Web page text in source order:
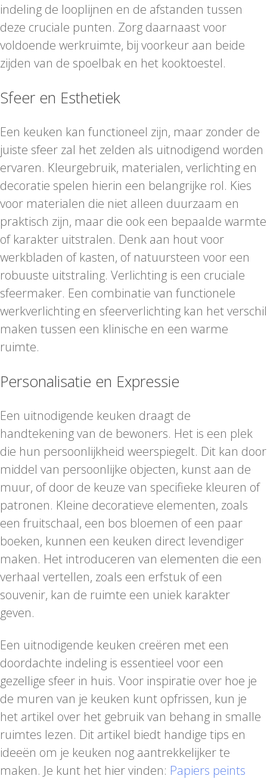
indeling de looplijnen en de afstanden tussen
deze cruciale punten. Zorg daarnaast voor
voldoende werkruimte, bij voorkeur aan beide
zijden van de spoelbak en het kooktoestel.
Sfeer en Esthetiek
Een keuken kan functioneel zijn, maar zonder de
juiste sfeer zal het zelden als uitnodigend worden
ervaren. Kleurgebruik, materialen, verlichting en
decoratie spelen hierin een belangrijke rol. Kies
voor materialen die niet alleen duurzaam en
praktisch zijn, maar die ook een bepaalde warmte
of karakter uitstralen. Denk aan hout voor
werkbladen of kasten, of natuursteen voor een
robuuste uitstraling. Verlichting is een cruciale
sfeermaker. Een combinatie van functionele
werkverlichting en sfeerverlichting kan het verschil
maken tussen een klinische en een warme
ruimte.
Personalisatie en Expressie
Een uitnodigende keuken draagt de
handtekening van de bewoners. Het is een plek
die hun persoonlijkheid weerspiegelt. Dit kan door
middel van persoonlijke objecten, kunst aan de
muur, of door de keuze van specifieke kleuren of
patronen. Kleine decoratieve elementen, zoals
een fruitschaal, een bos bloemen of een paar
boeken, kunnen een keuken direct levendiger
maken. Het introduceren van elementen die een
verhaal vertellen, zoals een erfstuk of een
souvenir, kan de ruimte een uniek karakter
geven.
Een uitnodigende keuken creëren met een
doordachte indeling is essentieel voor een
gezellige sfeer in huis. Voor inspiratie over hoe je
de muren van je keuken kunt opfrissen, kun je
het artikel over het gebruik van behang in smalle
ruimtes lezen. Dit artikel biedt handige tips en
ideeën om je keuken nog aantrekkelijker te
maken. Je kunt het hier vinden: Papiers peints